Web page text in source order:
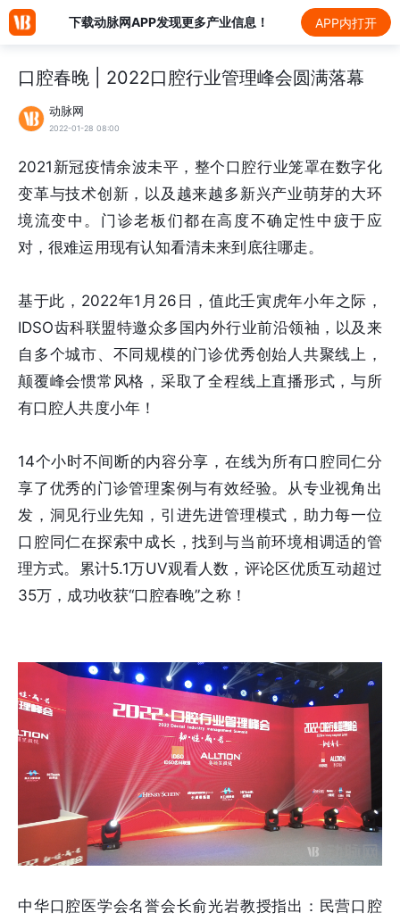
下载动脉网APP发现更多产业信息！ APP内打开
口腔春晚 | 2022口腔行业管理峰会圆满落幕
动脉网
2022-01-28 08:00
2021新冠疫情余波未平，整个口腔行业笼罩在数字化
变革与技术创新，以及越来越多新兴产业萌芽的大环
境流变中。门诊老板们都在高度不确定性中疲于应
对，很难运用现有认知看清未来到底往哪走。
基于此，2022年1月26日，值此壬寅虎年小年之际，
IDSO齿科联盟特邀众多国内外行业前沿领袖，以及来
自多个城市、不同规模的门诊优秀创始人共聚线上，
颠覆峰会惯常风格，采取了全程线上直播形式，与所
有口腔人共度小年！
14个小时不间断的内容分享，在线为所有口腔同仁分
享了优秀的门诊管理案例与有效经验。从专业视角出
发，洞见行业先知，引进先进管理模式，助力每一位
口腔同仁在探索中成长，找到与当前环境相调适的管
理方式。累计5.1万UV观看人数，评论区优质互动超过
35万，成功收获“口腔春晚”之称！
中华口腔医学会名誉会长俞光岩教授指出：民营口腔